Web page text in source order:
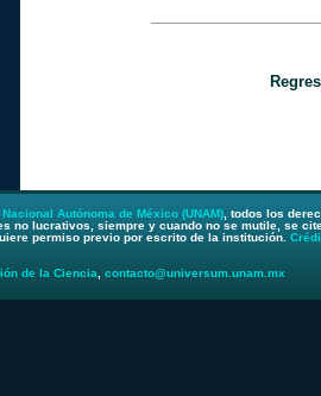
Autónoma de México (UNAM), todos los
no lucrativos, siempre y cuando no se mutile, se
permiso previo por escrito de la institución.
de la Ciencia
contacto@universum.unam.mx